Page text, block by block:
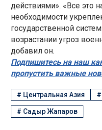
действиями». «Все это
необходимости
государственной
возрастании угроз
добавил он.
Подпишитесь на наш
пропустить важные
# Центральная Азия #
# Садыр Жапаров